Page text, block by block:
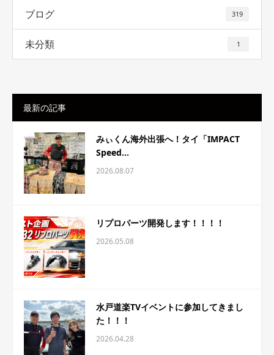
ブログ 319
未分類 1
最新の記事
みぃくん海外出張へ！タイ「IMPACT
Speed...
2026.08.07
リプロパーツ開発します！！！！
2026.05.08
水戸道楽TVイベントに参加してきまし
た！！！
2026.04.28